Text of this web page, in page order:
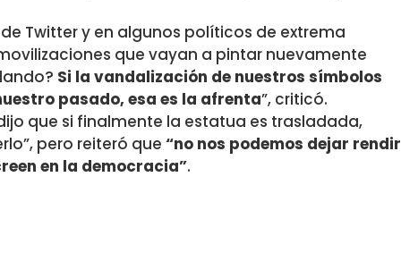
Twitter y en algunos políticos de extrema
que vayan a pintar nuevamente
Si la vandalización de nuestros símbolos
pasado, esa es la afrenta”, criticó.
que si finalmente la estatua es trasladada,
pero reiteró que “no nos podemos dejar rendir
en la democracia”.